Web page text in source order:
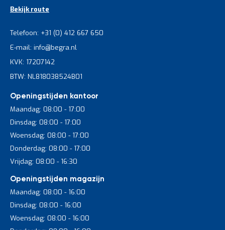
Bekijk route
Telefoon: +31 (0) 412 667 650
E-mail: info@begra.nl
KVK: 17207142
BTW: NL818038524B01
Openingstijden kantoor
Maandag: 08:00 - 17:00
Dinsdag: 08:00 - 17:00
Woensdag: 08:00 - 17:00
Donderdag: 08:00 - 17:00
Vrijdag: 08:00 - 16:30
Openingstijden magazijn
Maandag: 08:00 - 16:00
Dinsdag: 08:00 - 16:00
Woensdag: 08:00 - 16:00